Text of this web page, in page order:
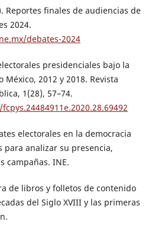
Reportes finales de audiencias de
2024.
debates-2024
presidenciales bajo la
2012 y 2018. Revista
1(28), 57–74.
electorales en la democracia
para analizar su presencia,
campañas. INE.
de libros y folletos de contenido
del Siglo XVIII y las primeras